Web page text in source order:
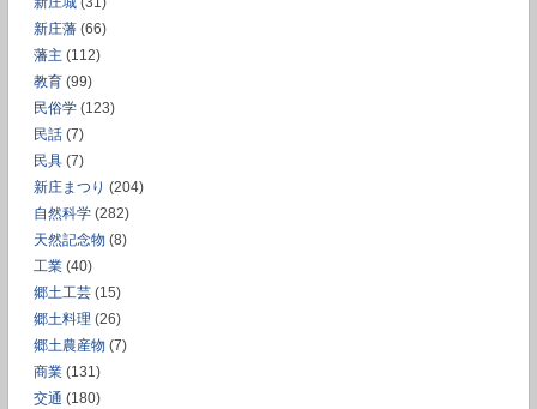
新庄藩 (66)
藩主 (112)
教育 (99)
民俗学 (123)
民話 (7)
民具 (7)
新庄まつり (204)
自然科学 (282)
天然記念物 (8)
工業 (40)
郷土工芸 (15)
郷土料理 (26)
郷土農産物 (7)
商業 (131)
交通 (180)